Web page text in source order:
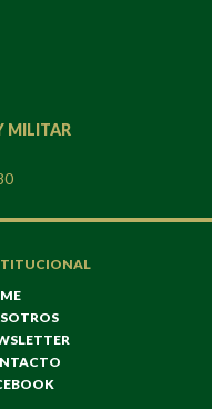
MILITAR